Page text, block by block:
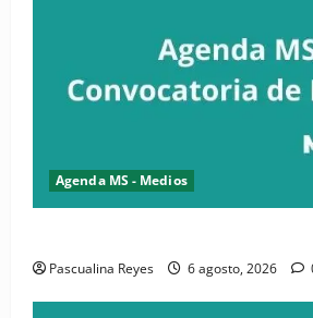
Agenda MS - Medios
Pascualina Reyes 6 agosto, 2026